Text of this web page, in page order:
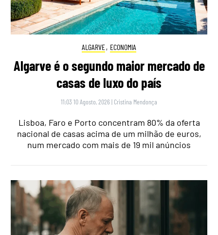
ALGARVE, ECONOMIA
Algarve é o segundo maior mercado de
casas de luxo do país
11:03 10 Agosto, 2026 | Cristina Mendonça
Lisboa, Faro e Porto concentram 80% da oferta
nacional de casas acima de um milhão de euros,
num mercado com mais de 19 mil anúncios